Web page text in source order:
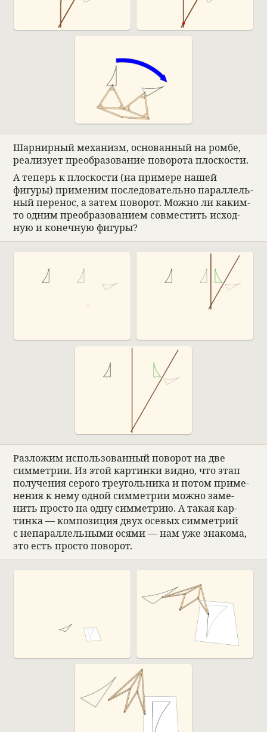
Шар­нир­ный меха­низм, осно­ван­ный на ромбе,
реа­ли­зует пре­об­ра­зо­ва­ние пово­рота плос­ко­сти.
А теперь к плос­ко­сти (на при­мере нашей
фигуры) при­ме­ним после­до­ва­тельно парал­лель­
ный пере­нос, а затем пово­рот. Можно ли каким-
то одним пре­об­ра­зо­ва­нием совме­стить исход­
ную и конеч­ную фигуры?
Раз­ложим исполь­зо­ван­ный пово­рот на две
симмет­рии. Из этой кар­тинки видно, что этап
полу­че­ния серого тре­уголь­ника и потом при­ме­
не­ния к нему одной симмет­рии можно заме­
нить про­сто на одну симмет­рию. А такая кар­
тинка — компо­зиция двух осе­вых симмет­рий
с непа­рал­лель­ными осями — нам уже зна­кома,
это есть про­сто пово­рот.